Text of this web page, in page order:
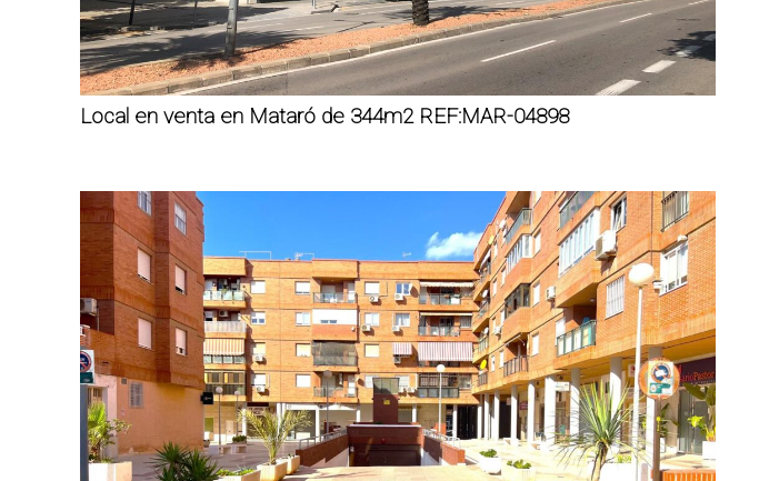
Local en venta en Mataró de 344m2 REF:MAR-04898